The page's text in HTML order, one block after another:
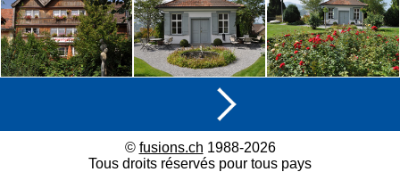
© fusions.ch 1988-2026
Tous droits réservés pour tous pays